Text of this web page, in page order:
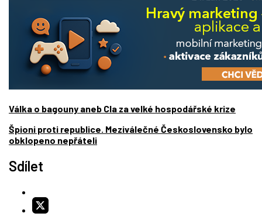
Válka o bagouny aneb Cla za velké hospodářské krize
Špioni proti republice. Meziválečné Československo bylo
obklopeno nepřáteli
Sdílet